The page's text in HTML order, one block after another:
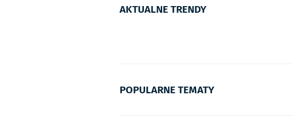
AKTUALNE TRENDY
POPULARNE TEMATY